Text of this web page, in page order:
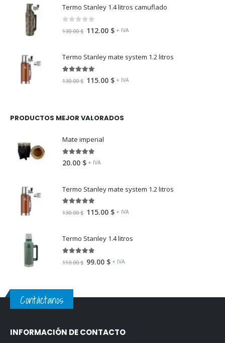
Termo Stanley 1.4 litros camuflado
fuera de 5
130.00$ 112.00 $ + IVA
Termo Stanley mate system 1.2 litros
fuera de 5
130.00$ 115.00 $ + IVA
PRODUCTOS MEJOR VALORADOS
Mate imperial
fuera de 5
20.00 $ + IVA
Termo Stanley mate system 1.2 litros
fuera de 5
130.00$ 115.00 $ + IVA
Termo Stanley 1.4 litros
fuera de 5
110.00$ 99.00 $ + IVA
Contáctanos
INFORMACIÓN DE CONTACTO